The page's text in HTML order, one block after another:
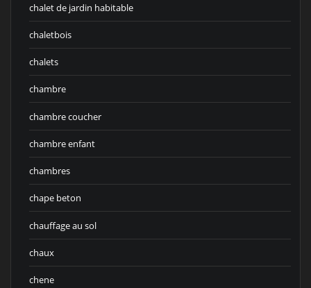
chalet de jardin habitable
chaletbois
chalets
chambre
chambre coucher
chambre enfant
chambres
chape beton
chauffage au sol
chaux
chene